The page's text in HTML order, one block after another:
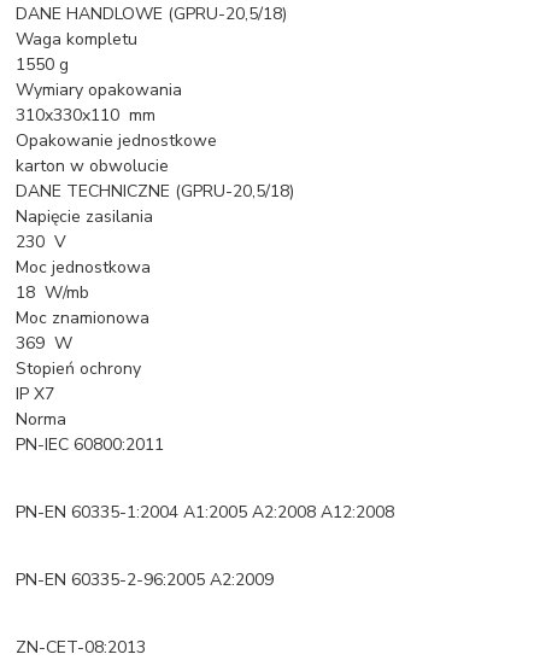
DANE HANDLOWE (GPRU-20,5/18)
Waga kompletu
1550 g
Wymiary opakowania
310x330x110 mm
Opakowanie jednostkowe
karton w obwolucie
DANE TECHNICZNE (GPRU-20,5/18)
Napięcie zasilania
230 V
Moc jednostkowa
18 W/mb
Moc znamionowa
369 W
Stopień ochrony
IP X7
Norma
PN-IEC 60800:2011
PN-EN 60335-1:2004 A1:2005 A2:2008 A12:2008
PN-EN 60335-2-96:2005 A2:2009
ZN-CET-08:2013